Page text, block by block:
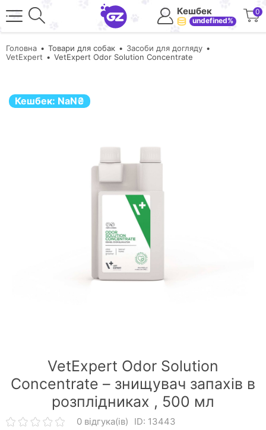
Кешбек
undefined%
0
Головна Товари для собак
Засоби для догляду
VetExpert
VetExpert Odor Solution Concentrate
Кешбек: NaN₴
VetExpert Odor Solution
Concentrate – знищувач запахів в
розплідниках , 500 мл
0 відгука(ів) ID: 13443